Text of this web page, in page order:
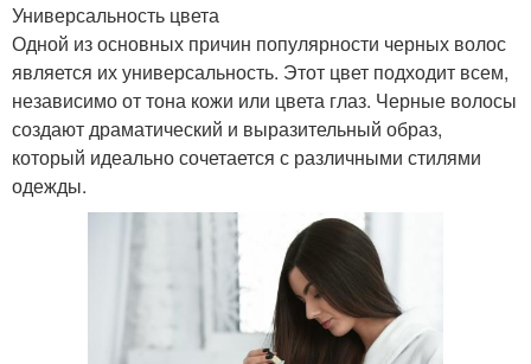
Универсальность цвета
Одной из основных причин популярности черных волос
является их универсальность. Этот цвет подходит всем,
независимо от тона кожи или цвета глаз. Черные волосы
создают драматический и выразительный образ,
который идеально сочетается с различными стилями
одежды.